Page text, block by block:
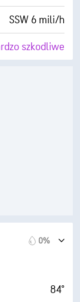
SSW 6 mili/h
szkodliwe
3 mili
0%
84°